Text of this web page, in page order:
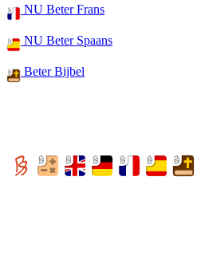
NU Beter Frans
NU Beter Spaans
Beter Bijbel